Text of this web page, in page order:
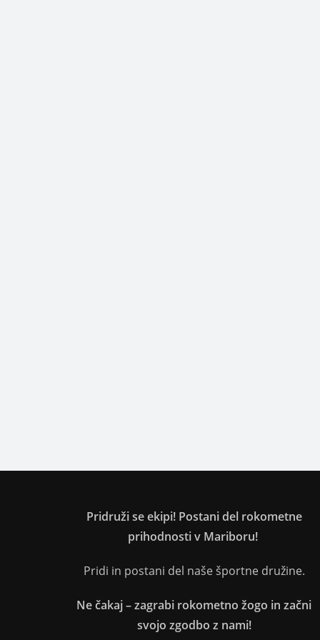
Pridruži se ekipi! Postani del rokometne
prihodnosti v Mariboru!
Pridi in postani del naše športne družine.
Ne čakaj – zagrabi rokometno žogo in začni
svojo zgodbo z nami!